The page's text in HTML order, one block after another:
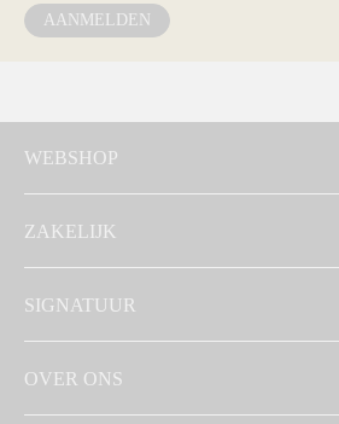
AANMELDEN
WEBSHOP
ZAKELIJK
SIGNATUUR
OVER ONS